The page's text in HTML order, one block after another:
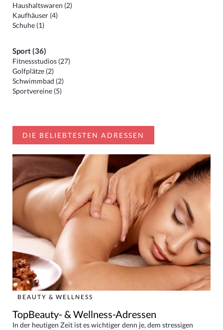
Haushaltswaren (2)
Kaufhäuser (4)
Schuhe (1)
Sport (36)
Fitnessstudios (27)
Golfplätze (2)
Schwimmbad (2)
Sportvereine (5)
DIE BELIEBTESTEN ADRESSEN
BEAUTY & WELLNESS
TopBeauty- & Wellness-Adressen
In der heutigen Zeit ist es wichtiger denn je, dem stressigen